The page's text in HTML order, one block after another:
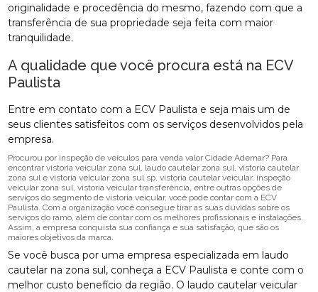
originalidade e procedência do mesmo, fazendo com que a
transferência de sua propriedade seja feita com maior
tranquilidade.
A qualidade que você procura está na ECV
Paulista
Entre em contato com a ECV Paulista e seja mais um de
seus clientes satisfeitos com os serviços desenvolvidos pela
empresa.
Procurou por inspeção de veículos para venda valor Cidade Ademar? Para
encontrar vistoria veicular zona sul, laudo cautelar zona sul, vistoria cautelar
zona sul e vistoria veicular zona sul sp, vistoria cautelar veicular, inspeção
veicular zona sul, vistoria veicular transferência, entre outras opções de
serviços do segmento de vistoria veicular, você pode contar com a ECV
Paulista. Com a organização você consegue tirar as suas dúvidas sobre os
serviços do ramo, além de contar com os melhores profissionais e instalações.
Assim, a empresa conquista sua confiança e sua satisfação, que são os
maiores objetivos da marca.
Se você busca por uma empresa especializada em laudo
cautelar na zona sul, conheça a ECV Paulista e conte com o
melhor custo benefício da região. O laudo cautelar veicular